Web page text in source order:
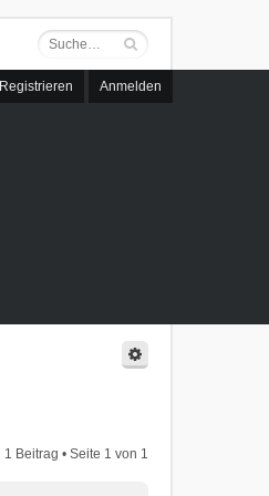
Registrieren Anmelden
1 Beitrag • Seite 1 von 1